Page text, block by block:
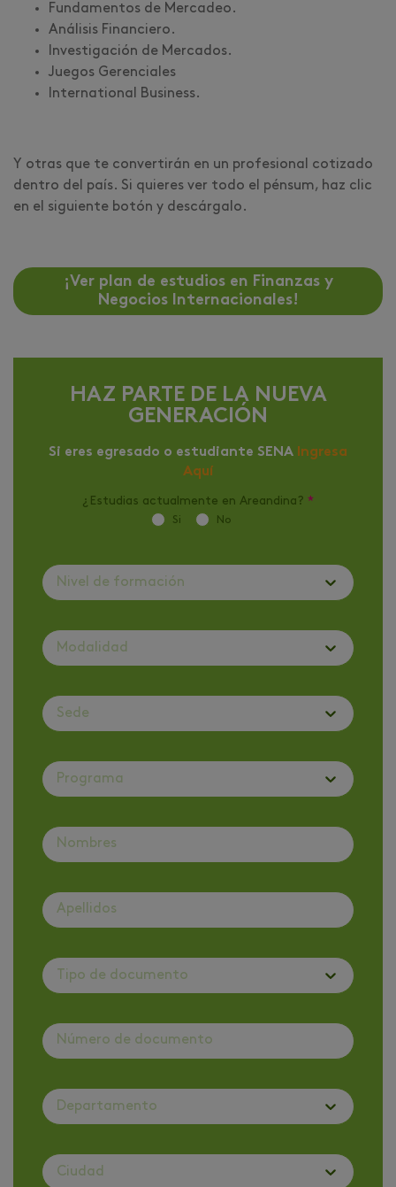
Fundamentos de Mercadeo.
Análisis Financiero.
Investigación de Mercados.
Juegos Gerenciales
International Business.
Y otras que te convertirán en un profesional cotizado
dentro del país. Si quieres ver todo el pénsum, haz clic
en el siguiente botón y descárgalo.
¡Ver plan de estudios en Finanzas y
Negocios Internacionales!
HAZ PARTE DE LA NUEVA
GENERACIÓN
Si eres egresado o estudiante SENA Ingresa
Aquí
¿Estudias actualmente en Areandina? *
Si No
Nivel de formación
Modalidad
Sede
Programa
Tipo de documento
Departamento
Ciudad